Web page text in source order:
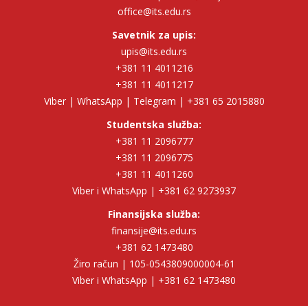
office@its.edu.rs
Savetnik za upis:
upis@its.edu.rs
+381 11 4011216
+381 11 4011217
Viber | WhatsApp | Telegram | +381 65 2015880
Studentska služba:
+381 11 2096777
+381 11 2096775
+381 11 4011260
Viber i WhatsApp | +381 62 9273937
Finansijska služba:
finansije@its.edu.rs
+381 62 1473480
Žiro račun | 105-0543809000004-61
Viber i WhatsApp | +381 62 1473480